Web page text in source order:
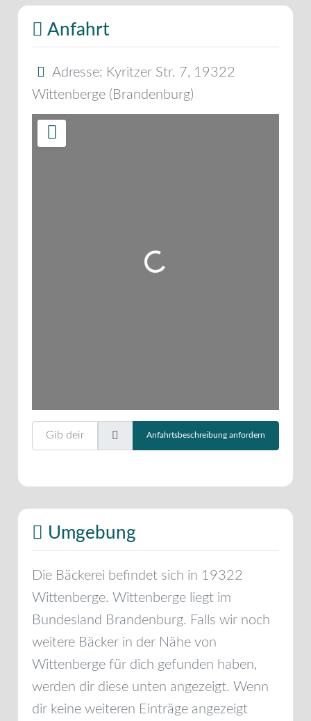
Anfahrt
Adresse: Kyritzer Str. 7, 19322
Wittenberge ( Brandenburg)
Wird geladen …
Gib deinen Standort ein.
Anfahrtsbeschreibung anfordern
Umgebung
Die Bäckerei befindet sich in 19322
Wittenberge. Wittenberge liegt im
Bundesland Brandenburg. Falls wir noch
weitere Bäcker in der Nähe von
Wittenberge für dich gefunden haben,
werden dir diese unten angezeigt. Wenn
dir keine weiteren Einträge angezeigt